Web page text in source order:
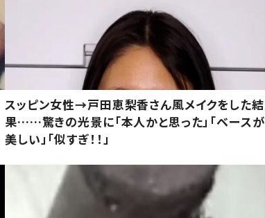
スッピン女性→戸田恵梨香さん風メイクをした結
果……驚きの光景に「本人かと思った」「ベースが
美しい」「似すぎ！！」